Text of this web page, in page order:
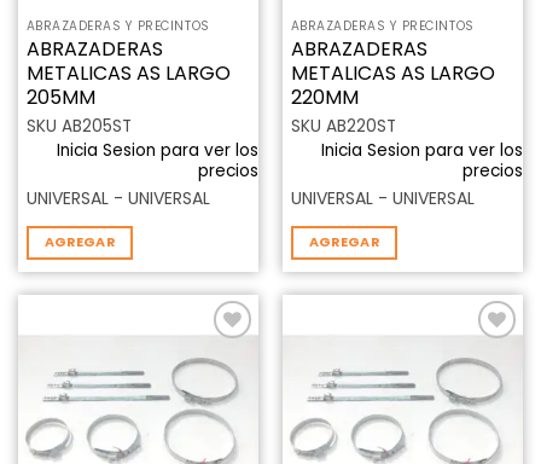
ABRAZADERAS Y PRECINTOS
ABRAZADERAS
METALICAS AS LARGO
205MM
SKU AB205ST
Inicia Sesion para ver los
precios
UNIVERSAL - UNIVERSAL
AGREGAR
ABRAZADERAS Y PRECINTOS
ABRAZADERAS
METALICAS AS LARGO
220MM
SKU AB220ST
Inicia Sesion para ver los
precios
UNIVERSAL - UNIVERSAL
AGREGAR
Añadir
a la
lista de
deseos
Añadir
a la
lista de
deseos